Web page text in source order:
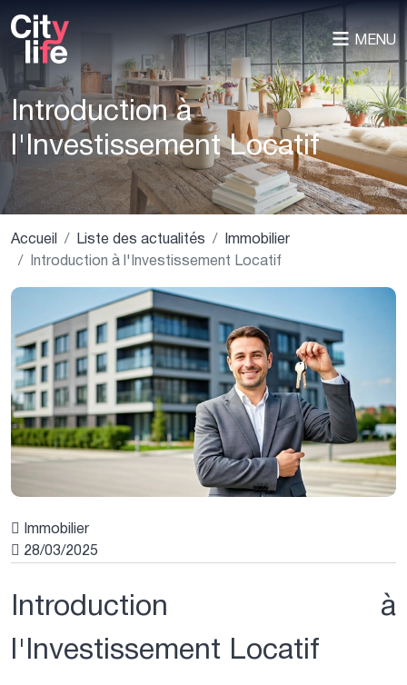
MENU
Introduction à
l'Investissement Locatif
Accueil Liste des actualités
Immobilier
Introduction à l'Investissement Locatif
Immobilier
28/03/2025
Introduction à
l'Investissement Locatif